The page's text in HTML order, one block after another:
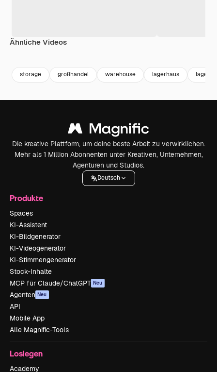
Ähnliche Videos
storage großhandel warehouse lagerhaus
Die kreative Plattform, um deine beste Arbeit zu verwirklichen.
Mehr als 1 Million Abonnenten unter Kreativen, Unternehmen,
Agenturen und Studios.
Deutsch
Produkte
Spaces
KI-Assistent
KI-Bildgenerator
KI-Videogenerator
KI-Stimmengenerator
Stock-Inhalte
MCP für Claude/ChatGPT Neu
Agenten Neu
API
Mobile App
Alle Magnific-Tools
Loslegen
Academy